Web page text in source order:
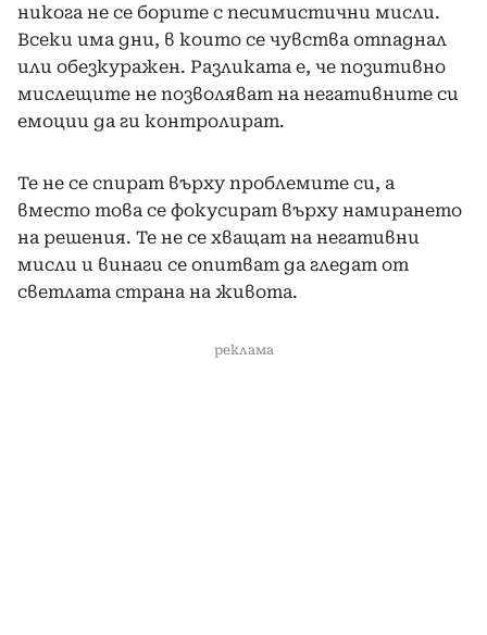
никога не се борите с песимистични мисли.
Всеки има дни, в които се чувства отпаднал
или обезкуражен. Разликата е, че позитивно
мислещите не позволяват на негативните си
емоции да ги контролират.
Те не се спират върху проблемите си, а
вместо това се фокусират върху намирането
на решения. Те не се хващат на негативни
мисли и винаги се опитват да гледат от
светлата страна на живота.
реклама